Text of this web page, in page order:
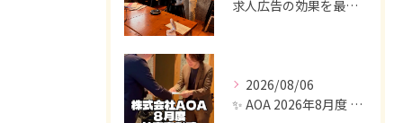
求人広告の効果を最大化するために最も重要なのは、掲載タイミン...
2026/08/06
✨ AOA 2026年8月度 表彰式レポート ✨